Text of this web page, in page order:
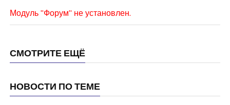
Модуль "Форум" не установлен.
СМОТРИТЕ ЕЩЁ
НОВОСТИ ПО ТЕМЕ